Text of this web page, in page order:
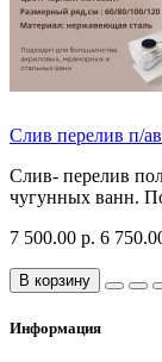
Слив перелив п/
Слив- перелив
чугунных ванн.
7 500.00 р. 6
В корзину
Информация